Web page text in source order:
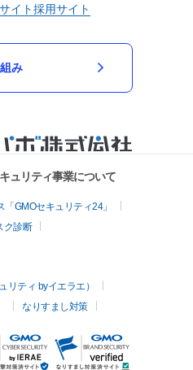
イト採用サイト
み
ュリティ事業について
GMOセキュリティ24」
ク診断
リティ byイエラエ）
なりすまし対策